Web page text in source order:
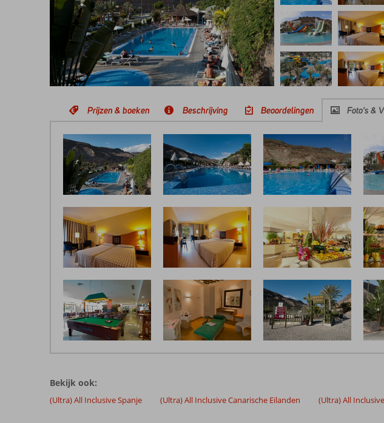
Prijzen & boeken Beschrijving Beoordelingen Foto's &
door
onze
klanten
Bekijk ook:
(Ultra) All Inclusive Spanje (Ultra) All Inclusive Canarische Eilanden (Ultra) All